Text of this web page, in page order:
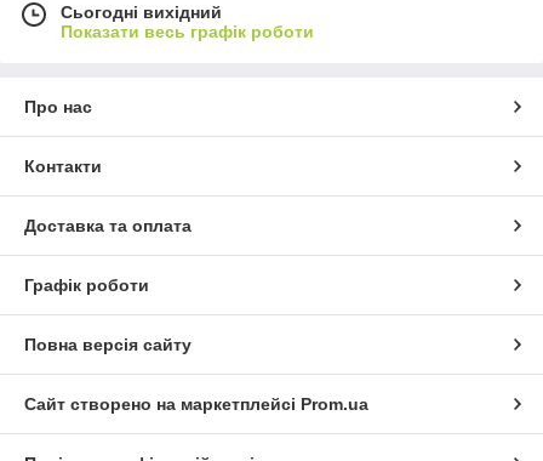
Сьогодні вихідний
Показати весь графік роботи
Про нас
Контакти
Доставка та оплата
Графік роботи
Повна версія сайту
Сайт створено на маркетплейсі Prom.ua